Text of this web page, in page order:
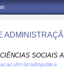
SOCIAIS
admpublica